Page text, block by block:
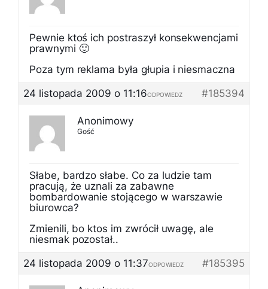
Pewnie ktoś ich postraszył konsekwencjami
prawnymi 🙂
Poza tym reklama była głupia i niesmaczna
24 listopada 2009 o 11:16
#185394
ODPOWIEDZ
Anonimowy
Gość
Słabe, bardzo słabe. Co za ludzie tam
pracują, że uznali za zabawne
bombardowanie stojącego w warszawie
biurowca?
Zmienili, bo ktos im zwrócił uwagę, ale
niesmak pozostał..
24 listopada 2009 o 11:37
#185395
ODPOWIEDZ